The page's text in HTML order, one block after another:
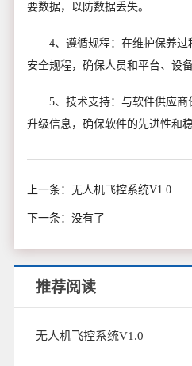
要数据，以防数据丢失。
4、遵循规程：在维护保养
安全规程，确保人员和平台、设备
5、技术支持：与软件供应
升级信息，确保软件的先进性和稳
上一条： 无人机飞控系统V1.0
下一条： 没有了
推荐阅读
无人机飞控系统V1.0